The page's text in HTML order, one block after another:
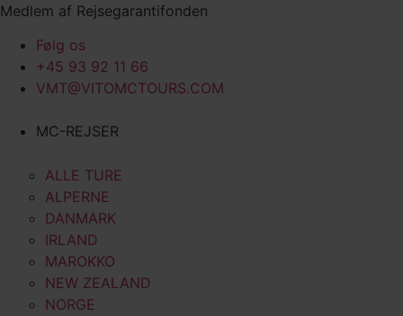
Videre
indhold
Medlem af Rejsegarantifonden
Følg os
+45 93 92 11 66
VMT@VITOMCTOURS.COM
MC-REJSER
ALLE TURE
ALPERNE
DANMARK
IRLAND
MAROKKO
NEW ZEALAND
NORGE